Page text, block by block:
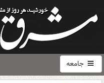
جامعه